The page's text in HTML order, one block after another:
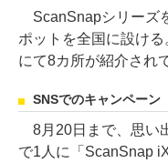
ScanSnapシリーズ
ポットを全国に設け
にて8カ所が紹介され
SNSでのキャンペーン
8月20日まで、思い
で1人に「ScanSnap